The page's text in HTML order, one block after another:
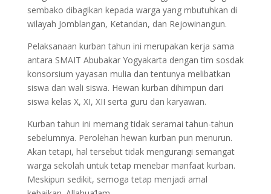
sembako dibagikan kepada warga yang mbutuhkan di
wilayah Jomblangan, Ketandan, dan Rejowinangun.
Pelaksanaan kurban tahun ini merupakan kerja sama
antara SMAIT Abubakar Yogyakarta dengan tim sosdak
konsorsium yayasan mulia dan tentunya melibatkan
siswa dan wali siswa. Hewan kurban dihimpun dari
siswa kelas X, XI, XII serta guru dan karyawan.
Kurban tahun ini memang tidak seramai tahun-tahun
sebelumnya. Perolehan hewan kurban pun menurun.
Akan tetapi, hal tersebut tidak mengurangi semangat
warga sekolah untuk tetap menebar manfaat kurban.
Meskipun sedikit, semoga tetap menjadi amal